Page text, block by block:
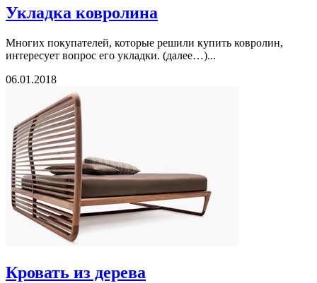
Укладка ковролина
Многих покупателей, которые решили купить ковролин,
интересует вопрос его укладки. (далее…)...
06.01.2018
Кровать из дерева